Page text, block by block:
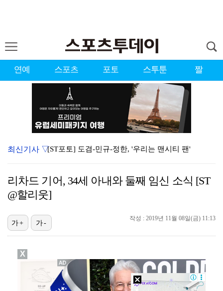
연예 스포츠 포토 스투툰 짤
[ST포토] 도겸-민규-정한, '우리는 맨시티 팬'
'미우새' 탁재훈, 50대 마지막 생일날 '아근진' 폐…
이강인 "한국 축구, 어려운 상황이지만…좋은 모습도 봐…
[ST포토] 리센느 메이, '안녕~'
한소희, 청순미 벗고 파격 탈색 머리…강렬 아우라 [스…
최신기사 ▽
리차드 기어, 34세 아내와 둘째 임신 소식 [ST
@할리웃]
작성 : 2019년 11월 08일(금) 11:13
가+ 가-
X